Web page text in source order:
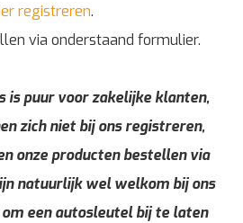
registreren.
via onderstaand formulier.
is puur voor zakelijke klanten,
zich niet bij ons registreren,
onze producten bestellen via
natuurlijk wel welkom bij ons
een autosleutel bij te laten